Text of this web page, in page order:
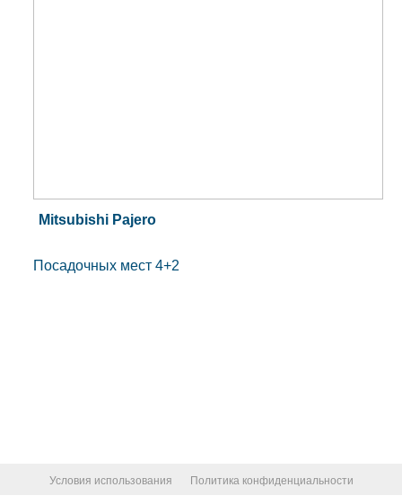
Mitsubishi Pajero
Посадочных мест 4+2
Условия использования Политика конфиденциальности